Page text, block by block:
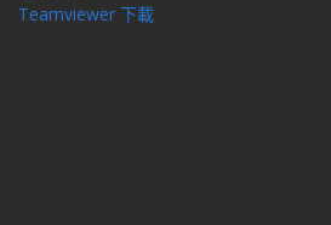
Teamviewer 下載